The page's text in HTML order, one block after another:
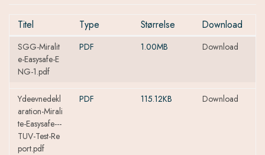
Titel Type Størrelse Download
SGG-Miralit
e-Easysafe-E
NG-1.pdf
PDF 1.00MB Download
Ydeevnedekl
aration-Mirali
te-Easysafe---
TUV-Test-Re
port.pdf
PDF 115.12KB Download